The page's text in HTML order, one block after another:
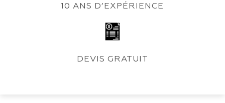
10 ANS D’EXPÉRIENCE
DEVIS GRATUIT